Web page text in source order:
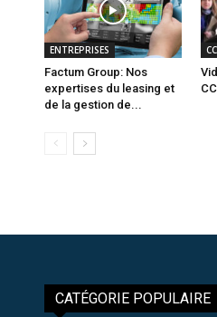
ENTREPRISES
Factum Group: Nos
expertises du leasing et
de la gestion de...
CATÉGORIE POPULAIRE